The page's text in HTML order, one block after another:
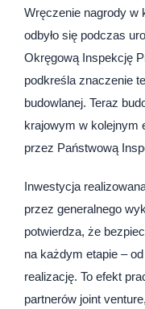
Wręczenie nagrody w
odbyło się podczas
Okręgową Inspekcję
podkreśla znaczenie
budowlanej. Teraz
krajowym w kolejnym
przez Państwową
Inwestycja
przez generalnego
potwierdza, że
na każdym etapie –
realizację. To efekt
partnerów joint